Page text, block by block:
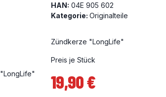
HAN: 04E 905 602
Kategorie: Originalteile
Zündkerze "LongLife"
Preis je Stück
19,90 €